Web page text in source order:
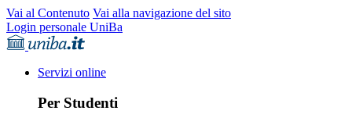
Vai al Contenuto Vai alla navigazione del sito
Login personale UniBa
Servizi online
Per Studenti